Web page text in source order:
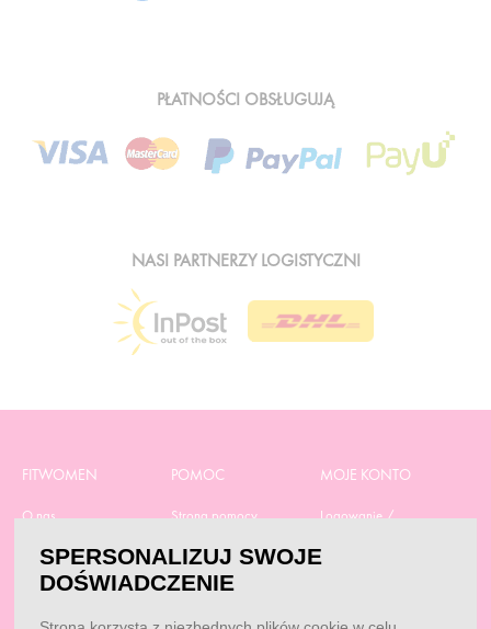
PŁATNOŚCI OBSŁUGUJĄ
NASI PARTNERZY LOGISTYCZNI
FITWOMEN
O nas
RODO
Obowiązek
POMOC
Strona pomocy
Regulamin zakupów
Aktualne promocje
Reklamacje i zwroty
MOJE KONTO
Logowanie /
Moje zamówienia
SPERSONALIZUJ SWOJE
DOŚWIADCZENIE